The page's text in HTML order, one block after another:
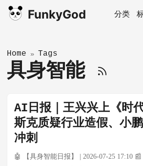
FunkyGod 分类
Home » Tags
具身智能
AI日报｜王兴兴上《时
斯克质疑行业造假、小
冲刺
🤖 【具身智能日报】 | 2026-07-25 17:10